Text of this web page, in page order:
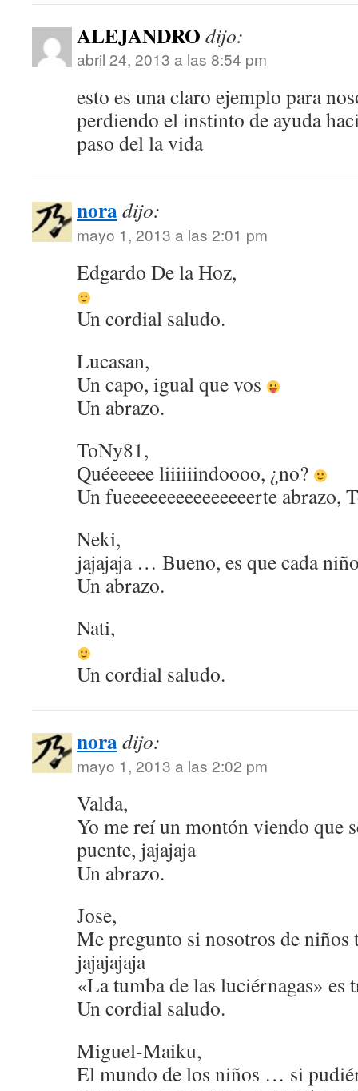
ALEJANDRO dijo:
abril 24, 2013 a las 8:54 pm
esto es una claro ejemplo para
perdiendo el instinto de ayuda
paso del la vida
noradijo:
mayo 1, 2013 a las 2:01 pm
Edgardo De la Hoz,
Un cordial saludo.
Lucasan,
Un capo, igual que vos
Un abrazo.
ToNy81,
Quéeeeee liiiiiindoooo, ¿no?
Un fueeeeeeeeeeeeeeerte abrazo,
Neki,
jajajaja … Bueno, es que cada
Un abrazo.
Nati,
Un cordial saludo.
noradijo:
mayo 1, 2013 a las 2:02 pm
Valda,
Yo me reí un montón viendo que
puente, jajajaja
Un abrazo.
Jose,
Me pregunto si nosotros de niños
jajajajaja
«La tumba de las luciérnagas»
Un cordial saludo.
Miguel-Maiku,
El mundo de los niños … si